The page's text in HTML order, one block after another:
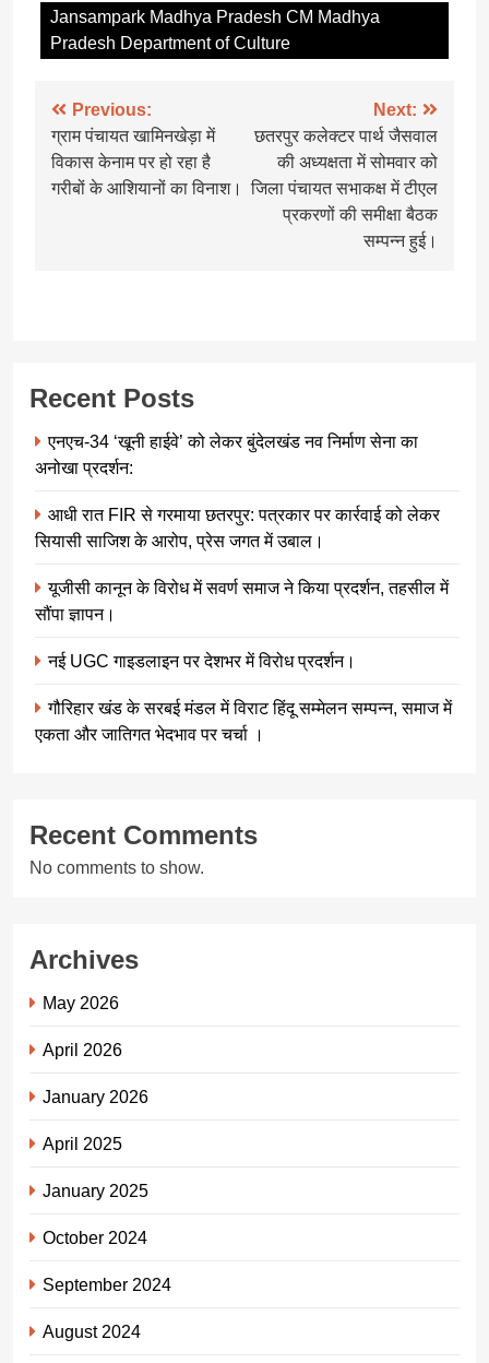
Jansampark Madhya Pradesh CM Madhya
Pradesh Department of Culture
Post
navigation
Previous:
ग्राम पंचायत खामिनखेड़ा में
विकास केनाम पर हो रहा है
गरीबों के आशियानों का विनाश।
Next:
छतरपुर कलेक्टर पार्थ जैसवाल
की अध्यक्षता में सोमवार को
जिला पंचायत सभाकक्ष में टीएल
प्रकरणों की समीक्षा बैठक
सम्पन्न हुई।
Recent Posts
एनएच-34 ‘खूनी हाईवे’ को लेकर बुंदेलखंड नव निर्माण सेना का
अनोखा प्रदर्शन:
आधी रात FIR से गरमाया छतरपुर: पत्रकार पर कार्रवाई को लेकर
सियासी साजिश के आरोप, प्रेस जगत में उबाल।
यूजीसी कानून के विरोध में सवर्ण समाज ने किया प्रदर्शन, तहसील में
सौंपा ज्ञापन।
नई UGC गाइडलाइन पर देशभर में विरोध प्रदर्शन।
गौरिहार खंड के सरबई मंडल में विराट हिंदू सम्मेलन सम्पन्न, समाज में
एकता और जातिगत भेदभाव पर चर्चा ।
Recent Comments
No comments to show.
Archives
May 2026
April 2026
January 2026
April 2025
January 2025
October 2024
September 2024
August 2024